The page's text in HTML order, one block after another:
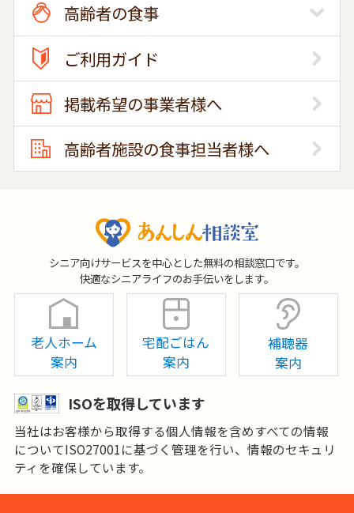
高齢者の食事
ご利用ガイド
掲載希望の事業者様へ
高齢者施設の食事担当者様へ
シニア向けサービスを中心とした無料の相談窓口です。
快適なシニアライフのお手伝いをします。
老人ホーム
案内
宅配ごはん
案内
補聴器
案内
ISOを取得しています
当社はお客様から取得する個人情報を含めすべての情報
についてISO27001に基づく管理を行い、情報のセキュリ
ティを確保しています。